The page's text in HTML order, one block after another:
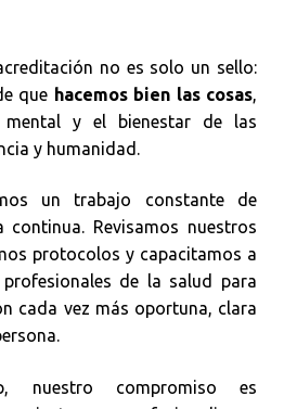
no es solo un sello:
que hacemos bien las cosas,
y el bienestar de las
y humanidad.
un trabajo constante de
continua. Revisamos nuestros
protocolos y capacitamos a
de la salud para
cada vez más oportuna, clara
nuestro compromiso es